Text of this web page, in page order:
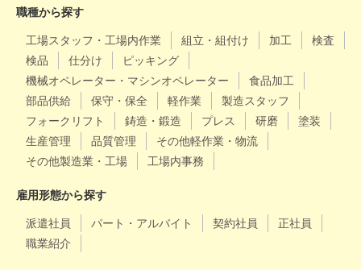
職種から探す
工場スタッフ・工場内作業 組立・組付け 加工
検査
検品
仕分け
ピッキング
機械オペレーター・マシンオペレーター
食品加工
部品供給
保守・保全 軽作業
製造スタッフ
フォークリフト
鋳造・鍛造 プレス 研磨
塗装
生産管理
品質管理
その他軽作業・物流
その他製造業・工場
工場内事務
雇用形態から探す
派遣社員 パート・アルバイト 契約社員
正社員
職業紹介